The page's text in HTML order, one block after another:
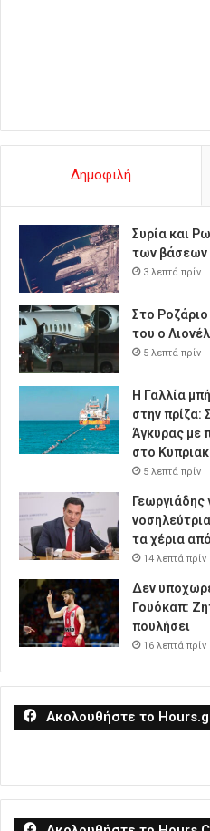
Δημοφιλή
Συρία και
των βάσεων
3 λεπτά πρίν
Στο
του ο
5 λεπτά πρίν
Η Γαλλία
στην πρίζα:
Άγκυρας με
στο
5 λεπτά πρίν
Γεωργιάδης
τα χέρια
14 λεπτά πρίν
Δεν
Γουόκαπ:
πουλήσει
16 λεπτά πρίν
Ακολουθήστε το